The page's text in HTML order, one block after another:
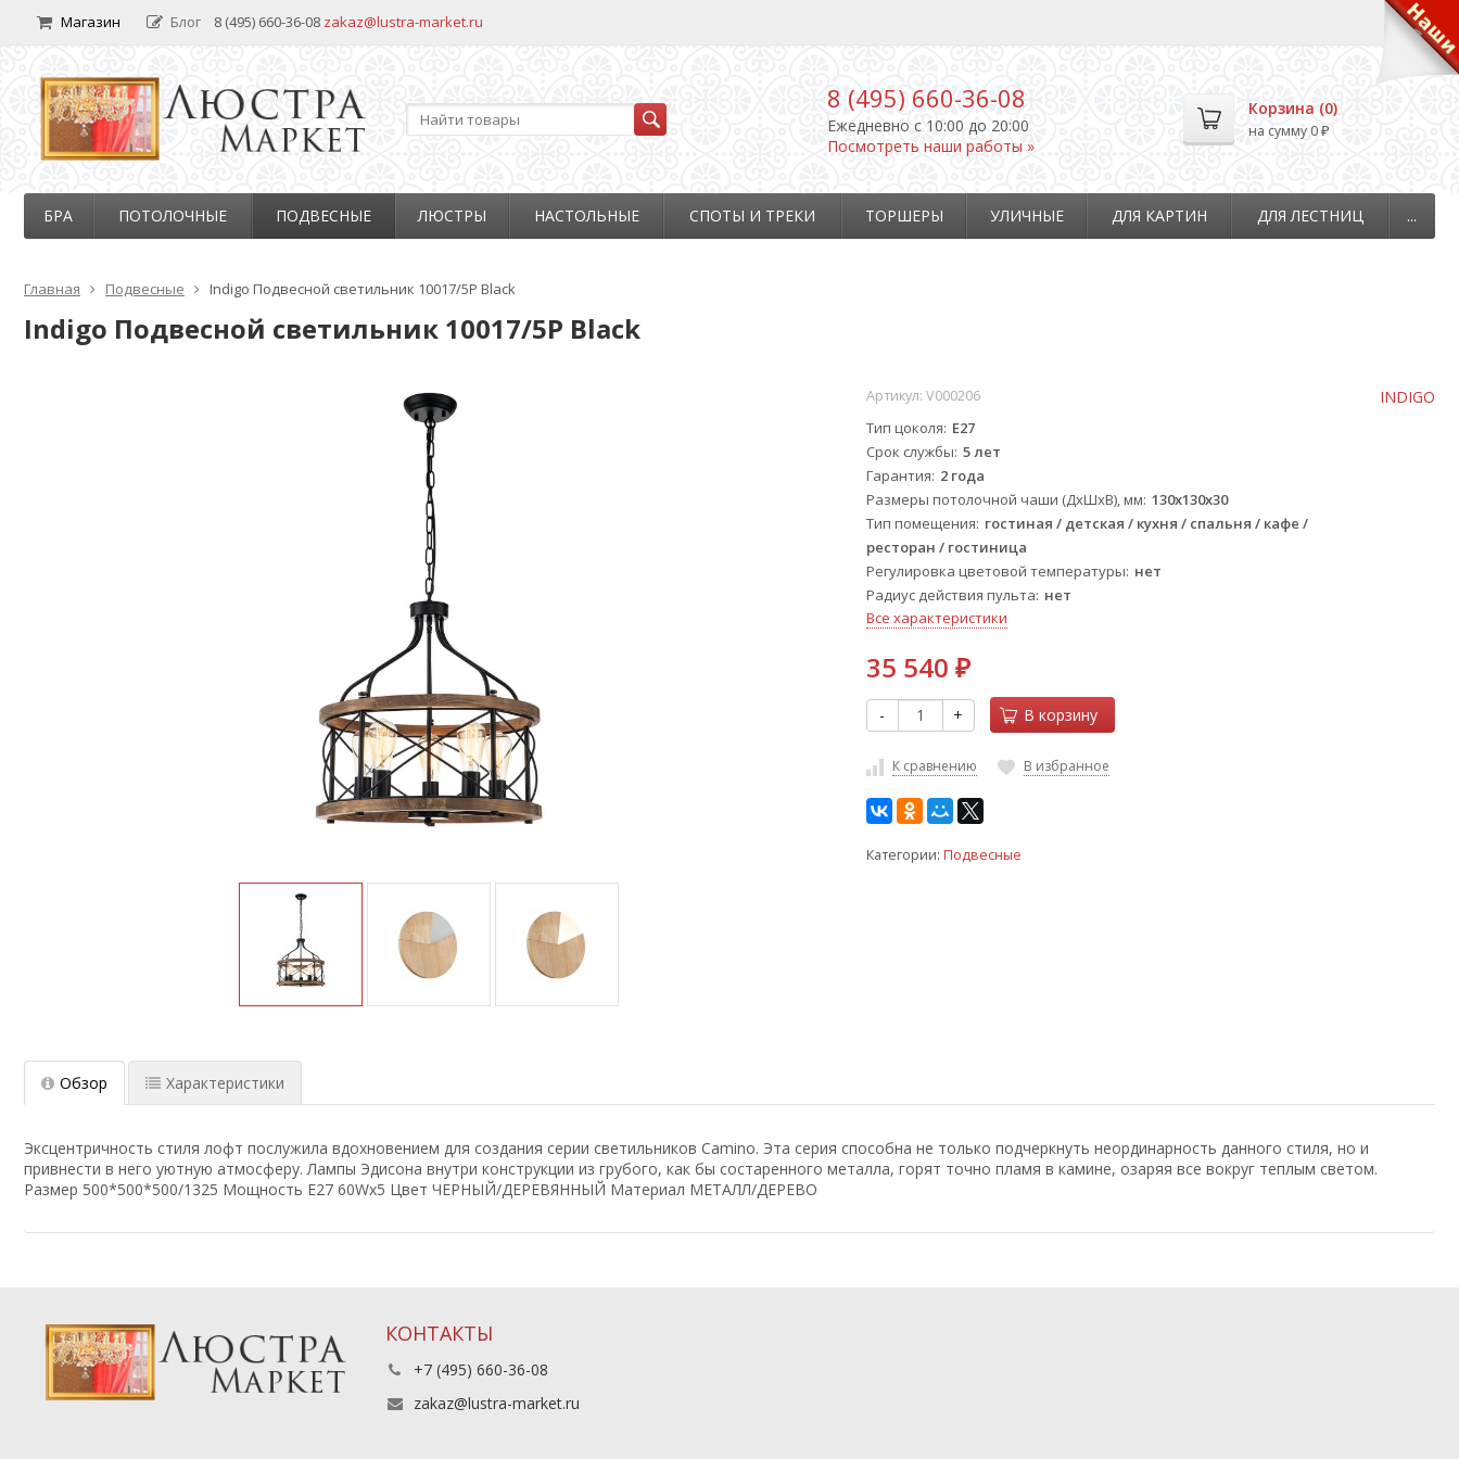
Магазин Блог 8 (495) 660-36-08 zakaz@lustra-market.ru
8 (495) 660-36-08
Ежедневно c 10:00 до 20:00
Посмотреть наши работы »
Корзина (0)
на сумму 0 ₽
БРА ПОТОЛОЧНЫЕ ПОДВЕСНЫЕ ЛЮСТРЫ НАСТОЛЬНЫЕ СПОТЫ И ТРЕКИ ТОРШЕРЫ УЛИЧНЫЕ ДЛЯ КАРТИН ДЛЯ ЛЕСТНИЦ ...
Главная Подвесные Indigo Подвесной светильник 10017/5P Black
Indigo Подвесной светильник 10017/5P Black
INDIGO
Артикул: V000206
Тип цоколя E27
Срок службы 5 лет
Гарантия 2 года
Размеры потолочной чаши (ДхШхВ), мм 130x130x30
Тип помещения гостиная / детская / кухня / спальня / кафе /
ресторан / гостиница
Регулировка цветовой температуры нет
Радиус действия пульта нет
Все характеристики
35 540 ₽
- + В корзину
К сравнению В избранное
Категории: Подвесные
Обзор Характеристики
Эксцентричность стиля лофт послужила вдохновением для создания серии светильников Camino. Эта серия способна не только подчеркнуть неординарность данного стиля, но и
привнести в него уютную атмосферу. Лампы Эдисона внутри конструкции из грубого, как бы состаренного металла, горят точно пламя в камине, озаряя все вокруг теплым светом.
Размер 500*500*500/1325 Мощность E27 60Wх5 Цвет ЧЕРНЫЙ/ДЕРЕВЯННЫЙ Материал МЕТАЛЛ/ДЕРЕВО
КОНТАКТЫ
+7 (495) 660-36-08
zakaz@lustra-market.ru